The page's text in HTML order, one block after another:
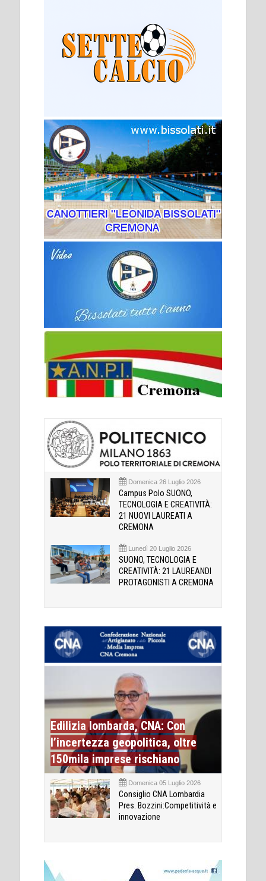
Domenica 26 Luglio 2026
Campus Polo SUONO,
TECNOLOGIA E CREATIVITÀ:
21 NUOVI LAUREATI A
CREMONA
Lunedì 20 Luglio 2026
SUONO, TECNOLOGIA E
CREATIVITÀ: 21 LAUREANDI
PROTAGONISTI A CREMONA
Edilizia lombarda, CNA: Con
l’incertezza geopolitica, oltre
150mila imprese rischiano
Domenica 05 Luglio 2026
Consiglio CNA Lombardia
Pres. Bozzini:Competitività e
innovazione